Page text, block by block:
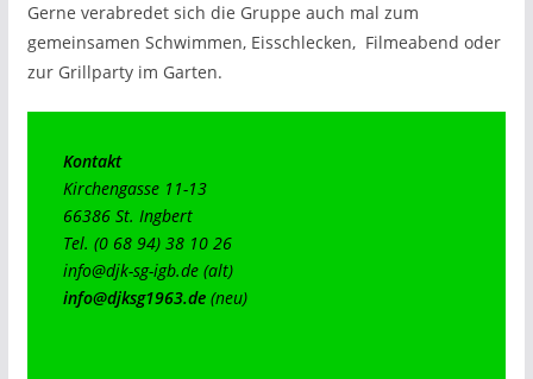
Gerne verabredet sich die Gruppe auch mal zum
gemeinsamen Schwimmen, Eisschlecken, Filmeabend oder
zur Grillparty im Garten.
Kontakt
Kirchengasse 11-13
66386 St. Ingbert
Tel. (0 68 94) 38 10 26
info@djk-sg-igb.de
(alt)
info@djksg1963.de (neu)